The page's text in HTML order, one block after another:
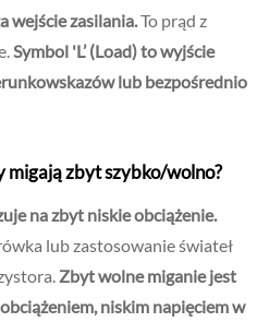
wejście zasilania.To prąd z
Symbol 'L’ (Load) to wyjście
lub bezpośrednio
migają zbyt szybko/wolno?
na zbyt niskie obciążenie.
lub zastosowanie świateł
Zbyt wolne miganie jest
niskim napięciem w